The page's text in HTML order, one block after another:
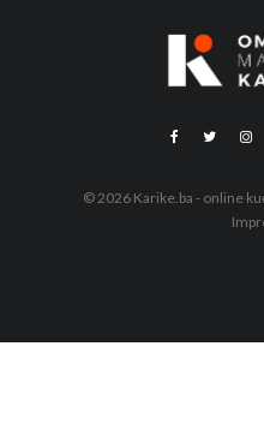
© 2026 Karike.ba - online